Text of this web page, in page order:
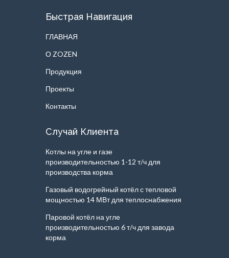
Быстрая Навигация
ГЛАВНАЯ
О ZOZEN
Продукция
Проекты
Контакты
Случай Клиента
Котлы на угле и газе
производительностью 1-12 т/ч для
производства корма
Газовый водогрейный котёл с тепловой
мощностью 14 МВт для теплоснабжения
Паровой котёл на угле
производительностью 6 т/ч для завода
корма